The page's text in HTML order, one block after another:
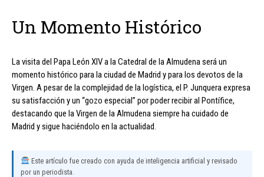
Un Momento Histórico
La visita del Papa León XIV a la Catedral de la Almudena será un
momento histórico para la ciudad de Madrid y para los devotos de la
Virgen. A pesar de la complejidad de la logística, el P. Junquera expresa
su satisfacción y un “gozo especial” por poder recibir al Pontífice,
destacando que la Virgen de la Almudena siempre ha cuidado de
Madrid y sigue haciéndolo en la actualidad.
Este artículo fue creado con ayuda de inteligencia artificial y revisado
por un periodista.